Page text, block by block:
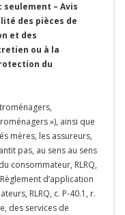
seulement – Avis
des pièces de
et des
ou à la
du
»), ainsi que
mères, les assureurs,
pas, au sens au sens
consommateur, RLRQ,
d’application
RLRQ, c. P-40.1, r.
des services de